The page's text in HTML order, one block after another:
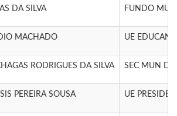
DA SILVA FUNDO
MACHADO UE
RODRIGUES DA SILVA SEC MUN
PEREIRA SOUSA UE